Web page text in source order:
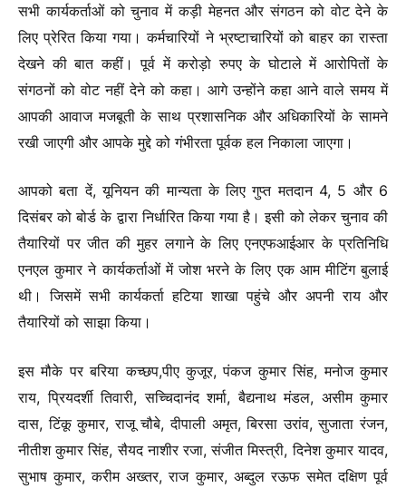
सभी कार्यकर्ताओं को चुनाव में कड़ी मेहनत और संगठन को वोट देने के
लिए प्रेरित किया गया। कर्मचारियों ने भ्रष्टाचारियों को बाहर का रास्ता
देखने की बात कहीं। पूर्व में करोड़ो रुपए के घोटाले में आरोपितों के
संगठनों को वोट नहीं देने को कहा। आगे उन्होंने कहा आने वाले समय में
आपकी आवाज मजबूती के साथ प्रशासनिक और अधिकारियों के सामने
रखी जाएगी और आपके मुद्दे को गंभीरता पूर्वक हल निकाला जाएगा।
आपको बता दें, यूनियन की मान्यता के लिए गुप्त मतदान 4, 5 और 6
दिसंबर को बोर्ड के द्वारा निर्धारित किया गया है। इसी को लेकर चुनाव की
तैयारियों पर जीत की मुहर लगाने के लिए एनएफआईआर के प्रतिनिधि
एनएल कुमार ने कार्यकर्ताओं में जोश भरने के लिए एक आम मीटिंग बुलाई
थी। जिसमें सभी कार्यकर्ता हटिया शाखा पहुंचे और अपनी राय और
तैयारियों को साझा किया।
इस मौके पर बरिया कच्छप,पीए कुजूर, पंकज कुमार सिंह, मनोज कुमार
राय, प्रियदर्शी तिवारी, सच्चिदानंद शर्मा, बैद्यनाथ मंडल, असीम कुमार
दास, टिंकू कुमार, राजू चौबे, दीपाली अमृत, बिरसा उरांव, सुजाता रंजन,
नीतीश कुमार सिंह, सैयद नाशीर रजा, संजीत मिस्त्री, दिनेश कुमार यादव,
सुभाष कुमार, करीम अख्तर, राज कुमार, अब्दुल रऊफ समेत दक्षिण पूर्व